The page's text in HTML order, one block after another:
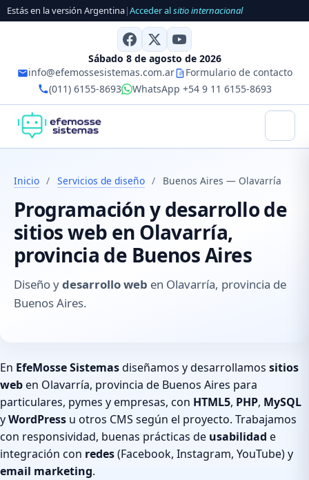
Estás en la versión Argentina|Acceder alsitio internacional
Sábado 8 de agosto de 2026
info@efemossesistemas.com.ar
Formulario de contacto
(011) 6155-8693
WhatsApp +54 9 11 6155-8693
Inicio / Servicios de diseño / Buenos Aires — Olavarría
Programación y desarrollo de
sitios web en Olavarría,
provincia de Buenos Aires
Diseño ydesarrollo web en Olavarría, provincia de
Buenos Aires.
En EfeMosse Sistemasdiseñamos y desarrollamos sitios
weben Olavarría, provincia de Buenos Aires para
particulares, pymes y empresas, con HTML5, PHP, MySQL
yWordPress u otros CMS según el proyecto. Trabajamos
con responsividad, buenas prácticas de usabilidad e
integración con redes(Facebook, Instagram, YouTube) y
email marketing.